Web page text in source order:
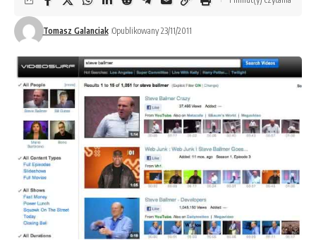
Tomasz Galanciak Opublikowany 23/11/2011